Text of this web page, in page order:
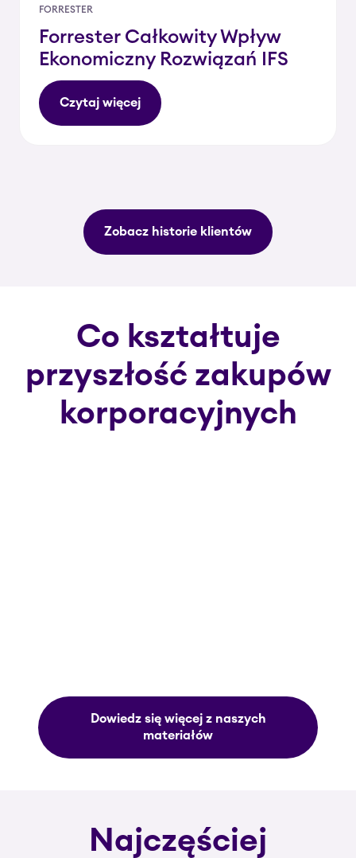
FORRESTER
Forrester Całkowity Wpływ
Ekonomiczny Rozwiązań IFS
Czytaj więcej
Zobacz historie klientów
Co kształtuje
przyszłość zakupów
korporacyjnych
Dowiedz się więcej z naszych
materiałów
Najczęściej